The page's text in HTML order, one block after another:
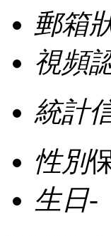
郵箱
視頻
統計
性別
生日-